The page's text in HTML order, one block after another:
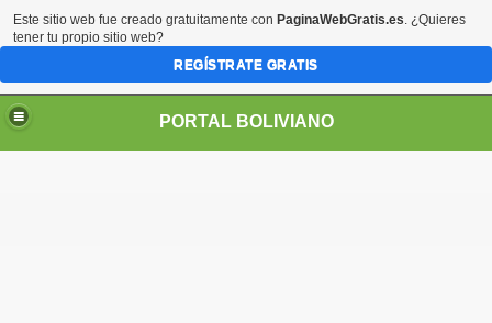
PORTAL BOLIVIANO
Este sitio web fue creado gratuitamente con PaginaWebGratis.es. ¿Quieres
tener tu propio sitio web?
REGÍSTRATE GRATIS